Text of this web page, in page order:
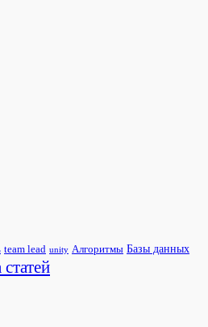
team lead unity Алгоритмы Базы данных